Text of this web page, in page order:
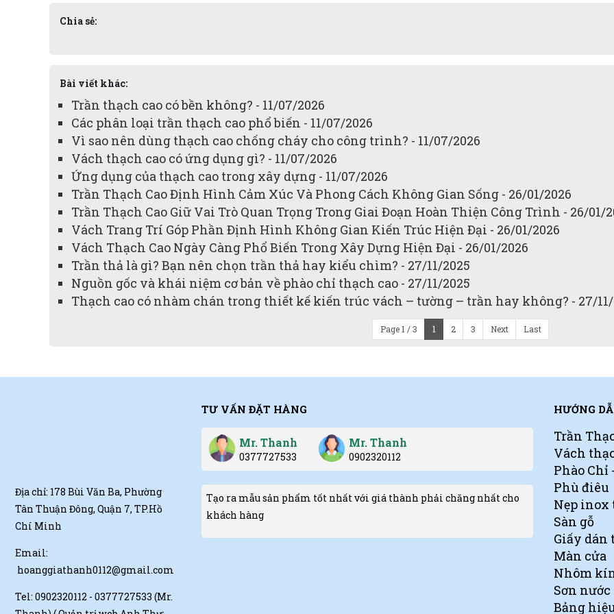
Chia sẻ:
Bài viết khác:
Trần thạch cao có bền không? - 11/07/2026
Các phân loại trần thạch cao phổ biến - 11/07/2026
Vì sao nên dùng thạch cao chống cháy cho công trình? - 11/07/2026
Vách thạch cao có ứng dụng gì? - 11/07/2026
Ứng dụng của thạch cao trong xây dựng - 11/07/2026
Trần Thạch Cao Định Hình Cảm Xúc Và Phong Cách Không Gian Sống - 26/01/2026
Trần Thạch Cao Giữ Vai Trò Quan Trọng Trong Giai Đoạn Hoàn Thiện Công Trình - 26/01/
Vách Trang Trí Góp Phần Định Hình Không Gian Kiến Trúc Hiện Đại - 26/01/2026
Vách Thạch Cao Ngày Càng Phổ Biến Trong Xây Dựng Hiện Đại - 26/01/2026
Trần thả là gì? Bạn nên chọn trần thả hay kiểu chìm? - 27/11/2025
Nguồn gốc và khái niệm cơ bản về phào chỉ thạch cao - 27/11/2025
Thạch cao có nhàm chán trong thiết kế kiến trúc vách – tường – trần hay không? - 27/11/
Page 1 / 3 1 2 3 Next Last
Địa chỉ: 178 Bùi Văn Ba, Phường
Tân Thuận Đông, Quận 7, TP.Hồ
Chí Minh
Email:
hoanggiathanh0112@gmail.com
Tel: 0902320112 - 0377727533 (Mr.
TƯ VẤN ĐẶT HÀNG
Mr. Thanh
0377727533
Mr. Thanh
0902320112
Tạo ra mẫu sản phẩm tốt nhất với giá thành phải chăng nhất cho
khách hàng
HƯỚNG
Trần
Vách
Phào Chỉ
Phù điêu
Nẹp
Sàn gỗ
Giấy dán
Màn cửa
Nhôm
Sơn nước
Bảng